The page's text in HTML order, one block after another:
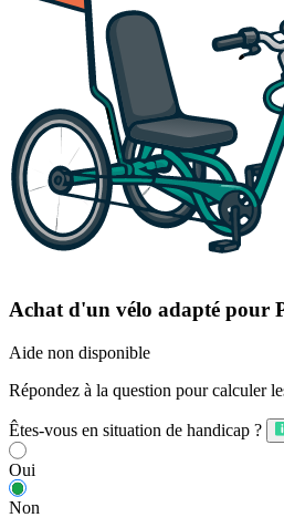
Achat d'un vélo adapté pour
Aide non disponible
Répondez à la question pour calculer
Êtes-vous en situation de handicap ?
Oui
Non